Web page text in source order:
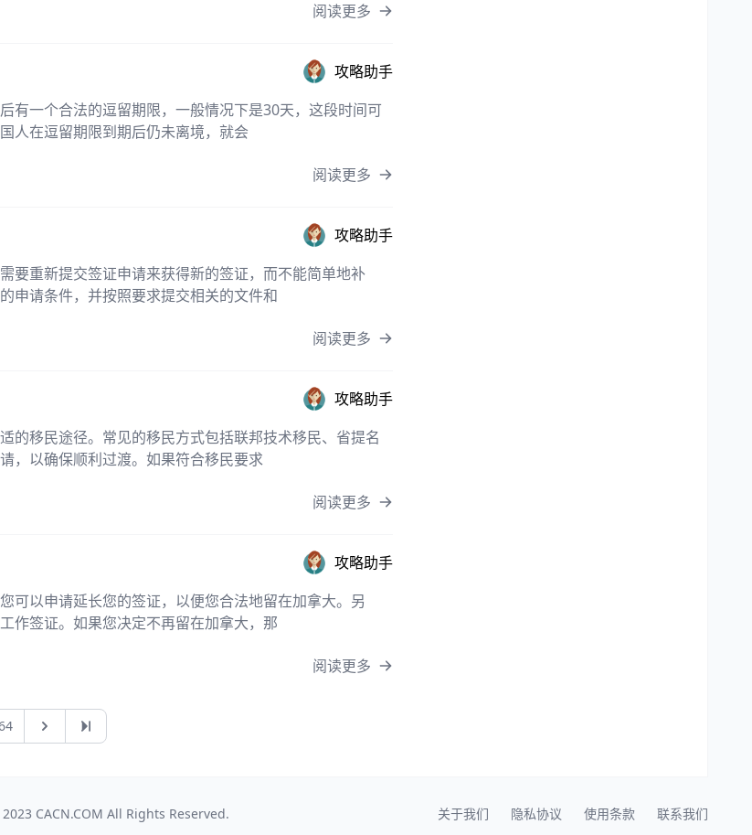
阅读更多
攻略助手
有一个合法的逗留期限，一般情况下是30天，这段时间可
人在逗留期限到期后仍未离境，就会
阅读更多
攻略助手
要重新提交签证申请来获得新的签证，而不能简单地补
申请条件，并按照要求提交相关的文件和
阅读更多
攻略助手
的移民途径。常见的移民方式包括联邦技术移民、省提名
，以确保顺利过渡。如果符合移民要求
阅读更多
攻略助手
可以申请延长您的签证，以便您合法地留在加拿大。另
作签证。如果您决定不再留在加拿大，那
阅读更多
下一页 最后一页
关于我们 隐私协议 使用条款 联系我们
CACN.COM All Rights Reserved.